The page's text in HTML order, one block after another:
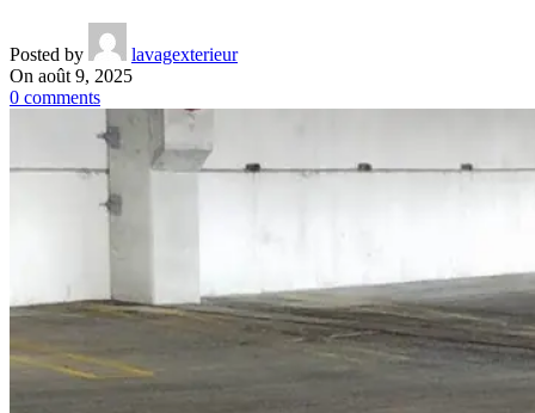
Posted by
lavagexterieur
On août 9, 2025
0 comments